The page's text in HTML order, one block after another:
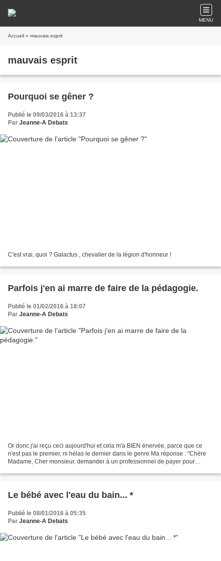
MENU
Accueil » mauvais esprit
mauvais esprit
Pourquoi se gêner ?
Publié le 09/03/2016 à 13:37
Par Jeanne-A Debats
C'est vrai, quoi ? Galactus , chevalier de la légion d'honneur !
Parfois j'en ai marre de faire de la pédagogie.
Publié le 01/02/2016 à 18:07
Par Jeanne-A Debats
Or donc j'ai reçu ceci aujourd'hui et cela m'a BIEN énervée, parce que ce
n'est pas le premier, ni hélas le dernier dans le genre Ma réponse : "Chère
Madame, Cher monsieur, demander à un professionnel de payer pour
Le bébé avec l'eau du bain... *
Publié le 08/01/2016 à 05:35
Par Jeanne-A Debats